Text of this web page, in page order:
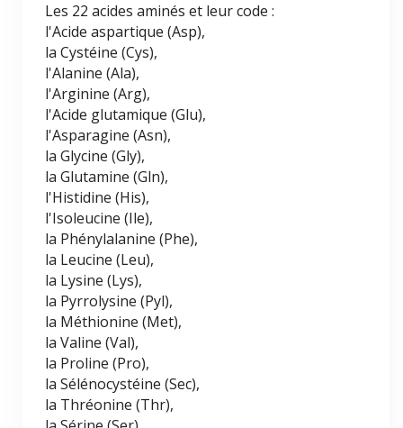
Les 22 acides aminés et leur code :
l'Acide aspartique (Asp),
la Cystéine (Cys),
l'Alanine (Ala),
l'Arginine (Arg),
l'Acide glutamique (Glu),
l'Asparagine (Asn),
la Glycine (Gly),
la Glutamine (Gln),
l'Histidine (His),
l'Isoleucine (Ile),
la Phénylalanine (Phe),
la Leucine (Leu),
la Lysine (Lys),
la Pyrrolysine (Pyl),
la Méthionine (Met),
la Valine (Val),
la Proline (Pro),
la Sélénocystéine (Sec),
la Thréonine (Thr),